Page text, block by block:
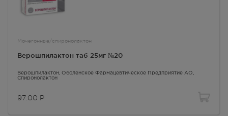
Мочегонные/спиронолактон
Верошпилактон таб 25мг №20
Верошпилактон , Оболенское Фармацевтическое Предприятие АО,
Спиронолактон
97.00 Р